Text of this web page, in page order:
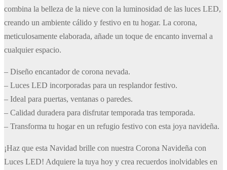
combina la belleza de la nieve con la luminosidad de las luces LED,
creando un ambiente cálido y festivo en tu hogar. La corona,
meticulosamente elaborada, añade un toque de encanto invernal a
cualquier espacio.
– Diseño encantador de corona nevada.
– Luces LED incorporadas para un resplandor festivo.
– Ideal para puertas, ventanas o paredes.
– Calidad duradera para disfrutar temporada tras temporada.
– Transforma tu hogar en un refugio festivo con esta joya navideña.
¡Haz que esta Navidad brille con nuestra Corona Navideña con
Luces LED! Adquiere la tuya hoy y crea recuerdos inolvidables en